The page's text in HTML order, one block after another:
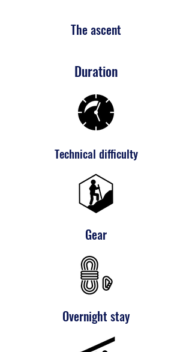
The ascent
Duration
Technical difficulty
Gear
Overnight stay